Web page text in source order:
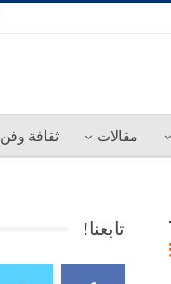
مقالات ثقافة وفن
تابعنا!